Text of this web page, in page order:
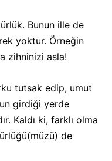
Bunun ille de
yoktur. Örneğin
zihninizi asla!
tutsak edip, umut
girdiği yerde
Kaldı ki, farklı olma
de